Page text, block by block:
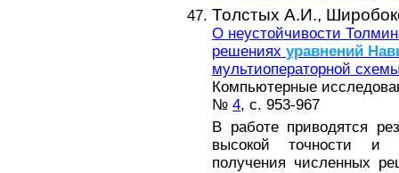
Толстых А.И.,
О неустойчивости
решениях уравнений
мультиоператорной
Компьютерные
№ 4, с. 953-967
В работе приводятся
высокой точности и
получения численных